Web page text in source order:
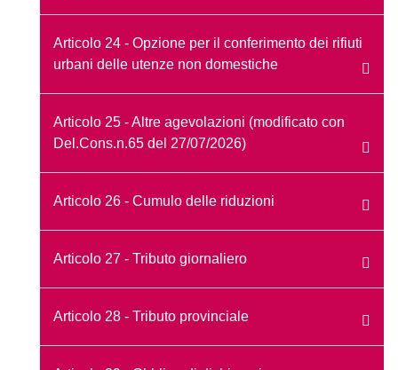
Articolo 24 - Opzione per il conferimento dei rifiuti
urbani delle utenze non domestiche
Articolo 25 - Altre agevolazioni (modificato con
Del.Cons.n.65 del 27/07/2026)
Articolo 26 - Cumulo delle riduzioni
Articolo 27 - Tributo giornaliero
Articolo 28 - Tributo provinciale